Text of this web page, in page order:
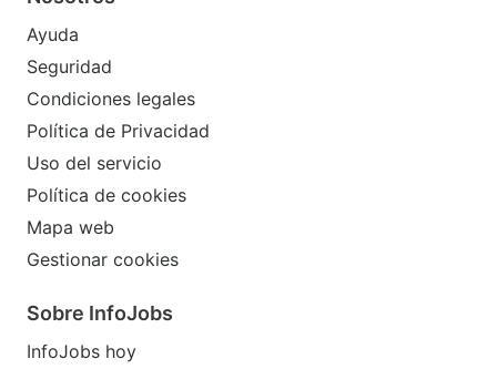
Ayuda
Seguridad
Condiciones legales
Política de Privacidad
Uso del servicio
Política de cookies
Mapa web
Gestionar cookies
Sobre InfoJobs
InfoJobs hoy